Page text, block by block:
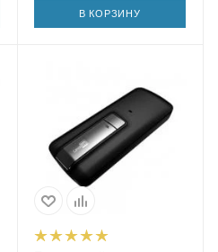
В КОРЗИНУ